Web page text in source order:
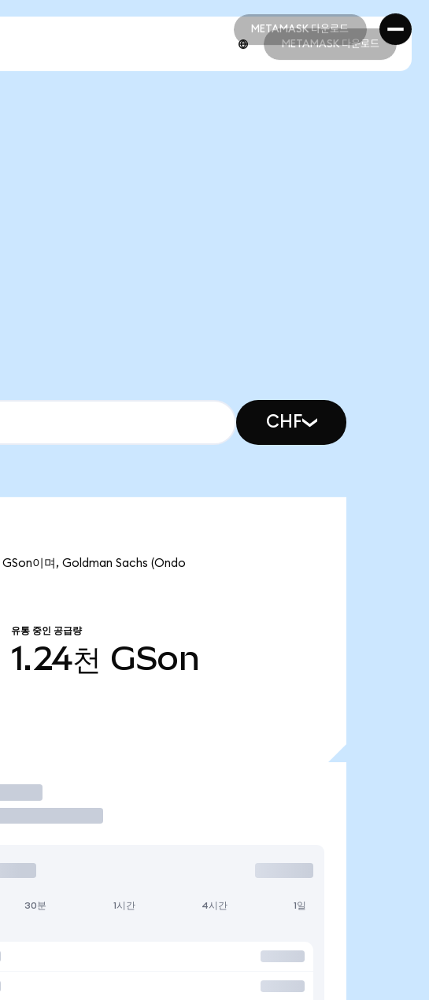
METAMASK 다운로드
METAMASK 다운로드
METAMASK 다운로드
CHF
이며, Goldman Sachs (Ondo
유통 중인 공급량
1.24천 GSon
30분 1시간 4시간 1일